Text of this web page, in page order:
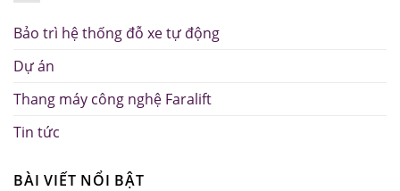
Bảo trì hệ thống đỗ xe tự động
Dự án
Thang máy công nghệ Faralift
Tin tức
BÀI VIẾT NỔI BẬT